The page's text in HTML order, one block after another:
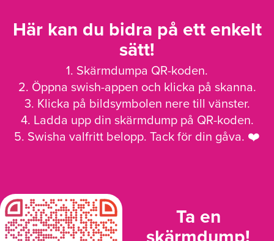
Här kan du bidra på ett enkelt
sätt!
1. Skärmdumpa QR-koden.
2. Öppna swish-appen och klicka på skanna.
3. Klicka på bildsymbolen nere till vänster.
4. Ladda upp din skärmdump på QR-koden.
5. Swisha valfritt belopp. Tack för din gåva. ❤️
Ta en